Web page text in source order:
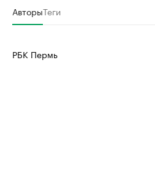
АвторыТеги
РБК Пермь